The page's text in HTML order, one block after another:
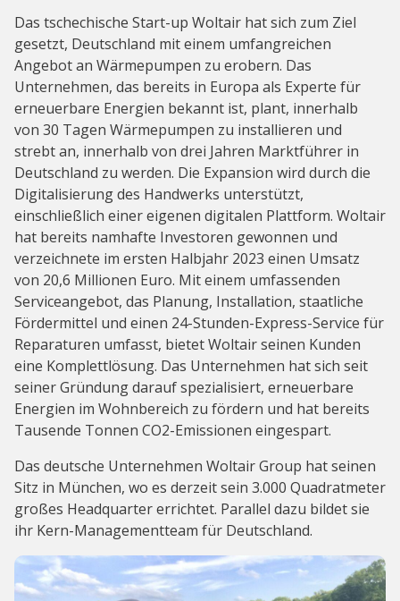
Das tschechische Start-up Woltair hat sich zum Ziel
gesetzt, Deutschland mit einem umfangreichen
Angebot an Wärmepumpen zu erobern. Das
Unternehmen, das bereits in Europa als Experte für
erneuerbare Energien bekannt ist, plant, innerhalb
von 30 Tagen Wärmepumpen zu installieren und
strebt an, innerhalb von drei Jahren Marktführer in
Deutschland zu werden. Die Expansion wird durch die
Digitalisierung des Handwerks unterstützt,
einschließlich einer eigenen digitalen Plattform. Woltair
hat bereits namhafte Investoren gewonnen und
verzeichnete im ersten Halbjahr 2023 einen Umsatz
von 20,6 Millionen Euro. Mit einem umfassenden
Serviceangebot, das Planung, Installation, staatliche
Fördermittel und einen 24-Stunden-Express-Service für
Reparaturen umfasst, bietet Woltair seinen Kunden
eine Komplettlösung. Das Unternehmen hat sich seit
seiner Gründung darauf spezialisiert, erneuerbare
Energien im Wohnbereich zu fördern und hat bereits
Tausende Tonnen CO2-Emissionen eingespart.
Das deutsche Unternehmen Woltair Group hat seinen
Sitz in München, wo es derzeit sein 3.000 Quadratmeter
großes Headquarter errichtet. Parallel dazu bildet sie
ihr Kern-Managementteam für Deutschland.